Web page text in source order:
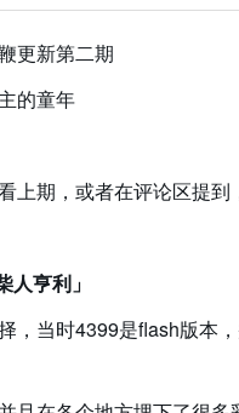
更新第二期
的童年
上期，或者在评论区提到
亨利」
，当时4399是flash版本